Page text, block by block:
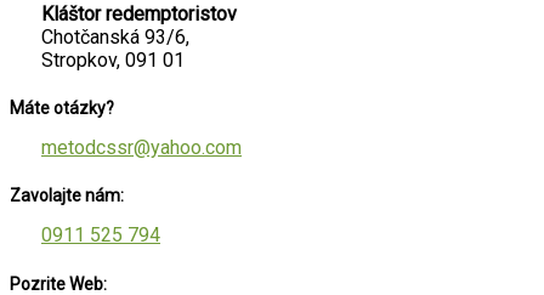
Kláštor redemptoristov
Chotčanská 93/6,
Stropkov, 091 01
Máte otázky?
metodcssr@yahoo.com
Zavolajte nám:
0911 525 794
Pozrite Web: